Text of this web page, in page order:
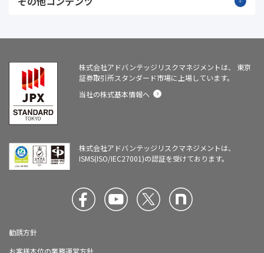
株式会社アドバンテッジリスクマネジメントは、
東京
証券取引所スタンダード市場に上場しています。
当社の株式基本情報へ
株式会社アドバンテッジリスクマネジメントは、
ISMS(ISO/IEC27001)の認証を受けております。
勧誘方針
お客様本位の業務運営方針